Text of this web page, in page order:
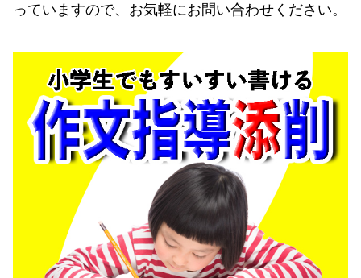
っていますので、お気軽にお問い合わせください。